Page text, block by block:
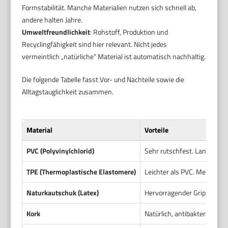
Formstabilität. Manche Materialien nutzen sich schnell ab,
andere halten Jahre.
Umweltfreundlichkeit: Rohstoff, Produktion und
Recyclingfähigkeit sind hier relevant. Nicht jedes
vermeintlich „natürliche“ Material ist automatisch nachhaltig.
Die folgende Tabelle fasst Vor- und Nachteile sowie die
Alltagstauglichkeit zusammen.
Material
Vorteile
PVC (Polyvinylchlorid)
Sehr rutschfest.
TPE (Thermoplastische Elastomere)
Leichter als PVC. Meist
Naturkautschuk (Latex)
Hervorragender Grip,
Kork
Natürlich, antibakteriell